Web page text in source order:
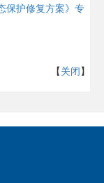
保护修复方案》专
【关闭】